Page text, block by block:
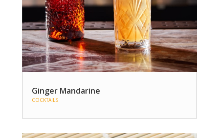
Ginger Mandarine
COCKTAILS